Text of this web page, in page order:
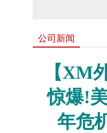
公司新闻
【XM
惊爆!
年危